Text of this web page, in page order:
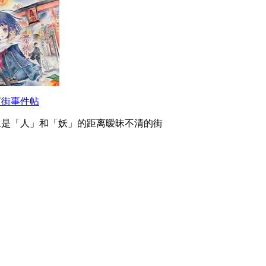
事件帖
「人」和「妖」的距离暧昧不清的街